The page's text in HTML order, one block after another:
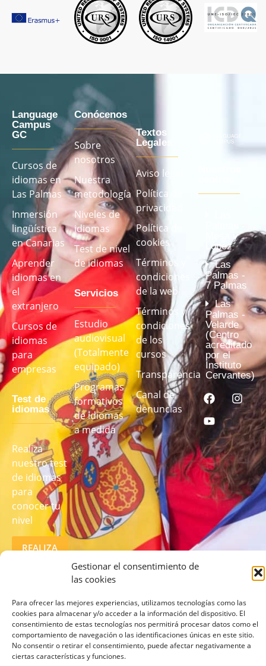
Gestionar el consentimiento de
las cookies
Para ofrecer las mejores experiencias, utilizamos tecnologías como las
cookies para almacenar y/o acceder a la información del dispositivo. El
consentimiento de estas tecnologías nos permitirá procesar datos como el
comportamiento de navegación o las identificaciones únicas en este sitio.
No consentir o retirar el consentimiento, puede afectar negativamente a
ciertas características y funciones.
Language
Campus
GC
Cursos de
idiomas en
Las Palmas
Inmersión
lingüística
en Canarias
Aprender
idiomas en
el
extranjero
Cursos de
idiomas
para
empresas
Test de
idiomas
Realiza
nuestro test
de idiomas
para
conocer tu
nivel
REALIZA
Conócenos
Sobre
nosotros
Nuestra
metodología
Niveles de
idiomas
Test de nivel
de idiomas
Servicios
Estudio
audiovisual
(Totalmente
equipado)
Programas
formativos
de idiomas
a medida
Textos
Legales
Aviso legal
Política de
privacidad
Política de
cookies
Términos y
condiciones
de la web
Términos y
condiciones
de los
cursos
Transparencia
Canal de
denuncias
Mesa y
López
Las
Palmas -
7 Palmas
Las
Palmas -
Velarde
(Centro
acreditado
por el
Instituto
Cervantes)
© 2026 lcampus.co Todos los derechos reservados.